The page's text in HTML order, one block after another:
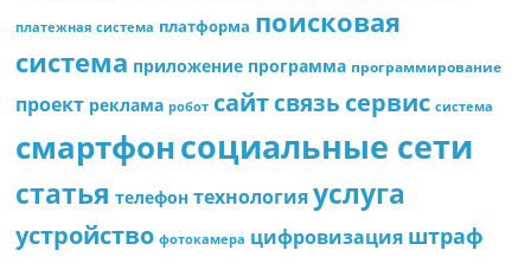
платежная система платформа поисковая
система приложение программа программирование
проект реклама робот сайтсвязь сервис система
смартфонсоциальные сети
статья телефон технология услуга
устройство фотокамера цифровизация штраф